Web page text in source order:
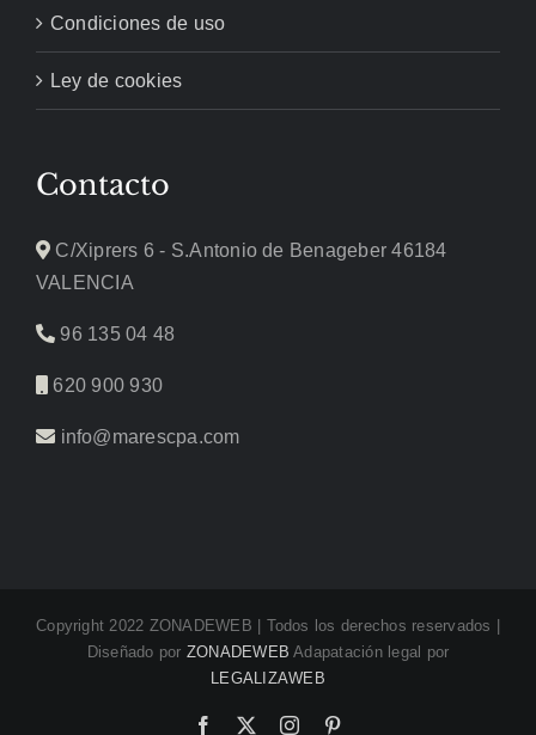
Condiciones de uso
Ley de cookies
Contacto
C/Xiprers 6 - S.Antonio de Benageber 46184
VALENCIA
96 135 04 48
620 900 930
info@marescpa.com
Copyright 2022 ZONADEWEB | Todos los derechos reservados |
Diseñado por ZONADEWEB Adapatación legal por
LEGALIZAWEB
Facebook Instagram